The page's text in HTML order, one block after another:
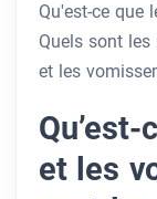
Qu'est-ce que
Quels sont les
et les
et les